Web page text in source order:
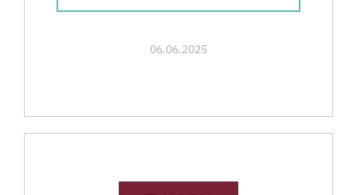
06.06.2025